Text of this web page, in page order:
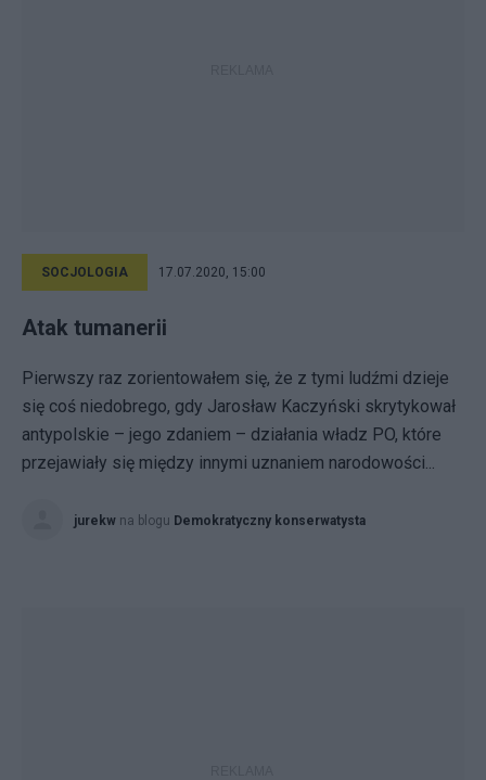
SOCJOLOGIA 17.07.2020, 15:00
Atak tumanerii
Pierwszy raz zorientowałem się, że z tymi ludźmi dzieje
się coś niedobrego, gdy Jarosław Kaczyński skrytykował
antypolskie – jego zdaniem – działania władz PO, które
przejawiały się między innymi uznaniem narodowości...
jurekw na blogu Demokratyczny konserwatysta